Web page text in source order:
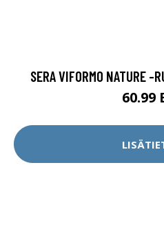
SERA VIFORMO NATURE -
60.99